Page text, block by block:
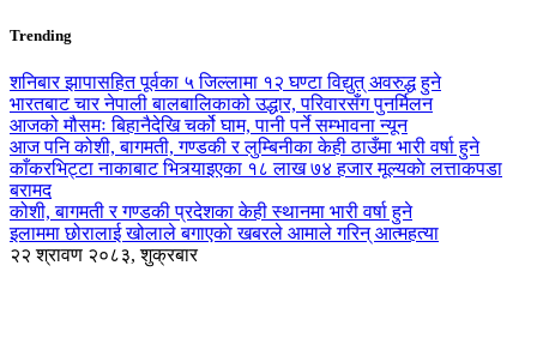
Trending
शनिबार झापासहित पूर्वका ५ जिल्लामा १२ घण्टा विद्युत् अवरुद्ध हुने
भारतबाट चार नेपाली बालबालिकाको उद्धार, परिवारसँग पुनर्मिलन
आजको मौसमः बिहानैदेखि चर्को घाम, पानी पर्ने सम्भावना न्यून
आज पनि कोशी, बागमती, गण्डकी र लुम्बिनीका केही ठाउँमा भारी वर्षा हुने
काँकरभिट्टा नाकाबाट भित्र्याइएका १८ लाख ७४ हजार मूल्यकाे लत्ताकपडा
बरामद
कोशी, बागमती र गण्डकी प्रदेशका केही स्थानमा भारी वर्षा हुने
इलाममा छोरालाई खोलाले बगाएकाे खबरले आमाले गरिन् आत्महत्या
२२ श्रावण २०८३, शुक्रबार